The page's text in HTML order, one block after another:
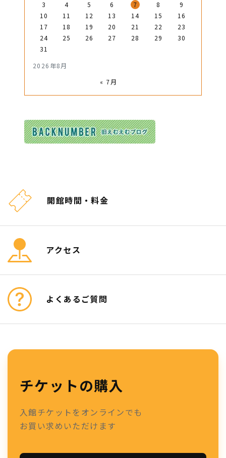
2026年8月
3 4 5 6 7 8
9
10
11 12 13 14 15
16
17
18 19 20 21 22
23
24
25 26 27 28 29
30
31
« 7月
開館時間・料金
アクセス
よくあるご質問
チケットの購入
入館チケットをオンラインでも
お買い求めいただけます